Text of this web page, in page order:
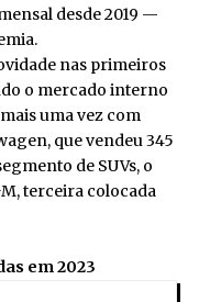
desde 2019 —
nas primeiros
o mercado interno
uma vez com
que vendeu 345
de SUVs, o
terceira colocada
em 2023